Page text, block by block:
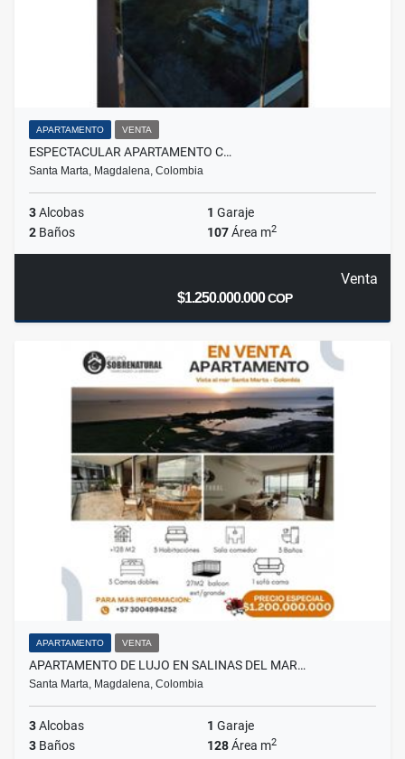
APARTAMENTO VENTA
ESPECTACULAR APARTAMENTO C…
Santa Marta, Magdalena, Colombia
3Alcobas 1 Garaje
2 Baños 107Área m2
Venta
$1.250.000.000COP
APARTAMENTO VENTA
APARTAMENTO DE LUJO EN SALINAS DEL MAR…
Santa Marta, Magdalena, Colombia
3Alcobas 1 Garaje
3 Baños 128Área m2